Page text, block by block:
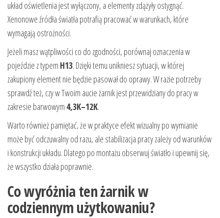
układ oświetlenia jest wyłączony, a elementy zdążyły ostygnąć.
Xenonowe źródła światła potrafią pracować w warunkach, które
wymagają ostrożności.
Jeżeli masz wątpliwości co do zgodności, porównaj oznaczenia w
pojeździe z typem H13. Dzięki temu unikniesz sytuacji, w której
zakupiony element nie będzie pasował do oprawy. W razie potrzeby
sprawdź też, czy w Twoim aucie żarnik jest przewidziany do pracy w
zakresie barwowym 4,3K–12K.
Warto również pamiętać, że w praktyce efekt wizualny po wymianie
może być odczuwalny od razu, ale stabilizacja pracy zależy od warunków
i konstrukcji układu. Dlatego po montażu obserwuj światło i upewnij się,
że wszystko działa poprawnie.
Co wyróżnia ten żarnik w
codziennym użytkowaniu?